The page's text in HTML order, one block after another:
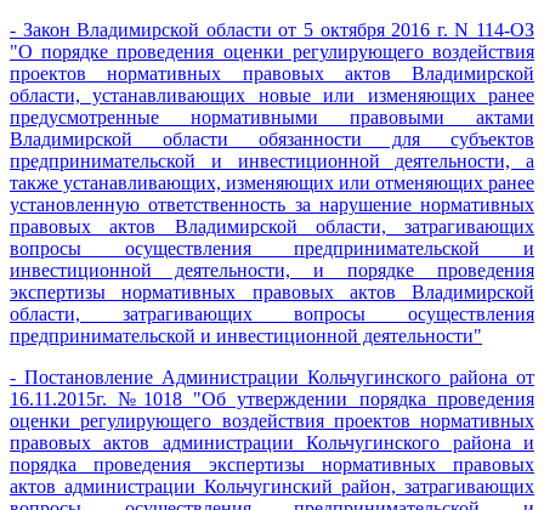
- Закон Владимирской области от 5 октября 2016 г. N 114-ОЗ
"О порядке проведения оценки регулирующего воздействия
проектов нормативных правовых актов Владимирской
области, устанавливающих новые или изменяющих ранее
предусмотренные нормативными правовыми актами
Владимирской области обязанности для субъектов
предпринимательской и инвестиционной деятельности, а
также устанавливающих, изменяющих или отменяющих ранее
установленную ответственность за нарушение нормативных
правовых актов Владимирской области, затрагивающих
вопросы осуществления предпринимательской и
инвестиционной деятельности, и порядке проведения
экспертизы нормативных правовых актов Владимирской
области, затрагивающих вопросы осуществления
предпринимательской и инвестиционной деятельности"
- Постановление Администрации Кольчугинского района от
16.11.2015г. №1018 "Об утверждении порядка проведения
оценки регулирующего воздействия проектов нормативных
правовых актов администрации Кольчугинского района и
порядка проведения экспертизы нормативных правовых
актов администрации Кольчугинский район, затрагивающих